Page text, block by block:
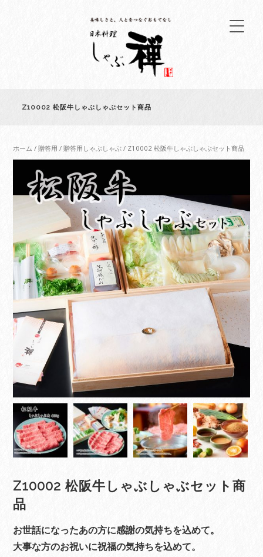
Z10002 松阪牛しゃぶしゃぶセット商品
ホーム /贈答用 /贈答用しゃぶしゃぶ / Z10002 松阪牛しゃぶしゃぶセット商品
Z10002 松阪牛しゃぶしゃぶセット商
品
お世話になったあの方に感謝の気持ちを込めて。
大事な方のお祝いに祝福の気持ちを込めて。